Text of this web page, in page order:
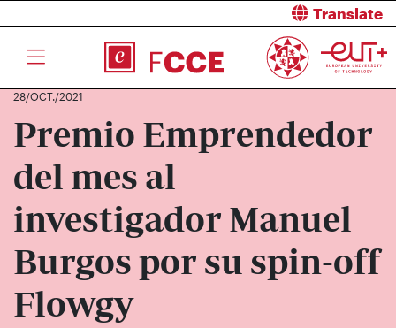
Translate
28/OCT./2021
Premio Emprendedor
del mes al
investigador Manuel
Burgos por su spin-off
Flowgy